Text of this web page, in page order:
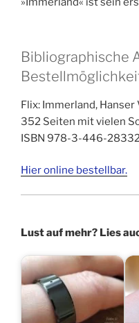
Bibliographische
Flix: Immerland, Hanser
352 Seiten mit vielen
ISBN 978-3-446-
Hier online bestellbar.
Lust auf mehr? Lies